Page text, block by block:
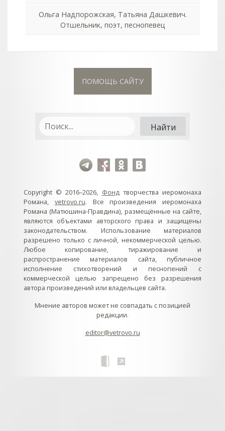
Ольга Надпорожская, Татьяна Дашкевич.
Отшельник, поэт, песнопевец
ПОМОЩЬ САЙТУ
Copyright © 2016–2026, Фондтворчества иеромонаха
Романа, vetrovo.ru. Все произведения иеромонаха
Романа (Матюшина-Правдина), размещённые на сайте,
являются объектами авторского права и защищены
законодательством. Использование материалов
разрешено только с личной, некоммерческой целью.
Любое копирование, тиражирование и
распространение материалов сайта, публичное
исполнение стихотворений и песнопений с
коммерческой целью запрещено без разрешения
автора произведений или владельцев сайта.
Мнение авторов может не совпадать с позицией
редакции.
editor@vetrovo.ru